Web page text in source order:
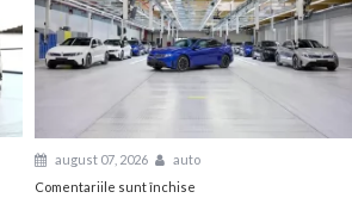
august 07, 2026
auto
Comentariile sunt închisepentru